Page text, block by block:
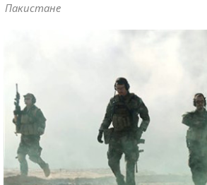
Пакистане